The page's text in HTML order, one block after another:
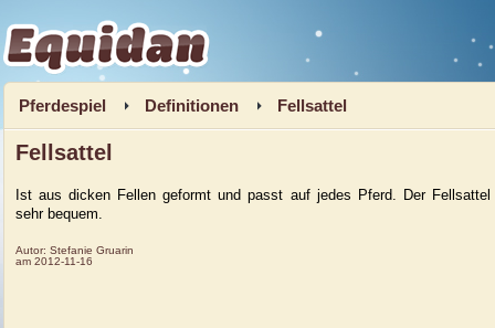
Equidan
Pferdespiel Definitionen Fellsattel
Fellsattel
Ist aus dicken Fellen geformt und passt auf jedes Pferd. Der
sehr bequem.
Autor: Stefanie Gruarin
am 2012-11-16